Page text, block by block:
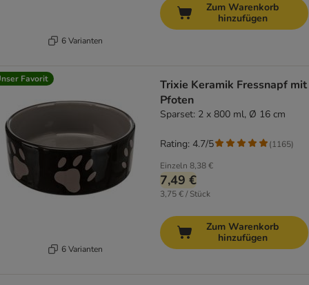
6 Varianten
Zum Warenkorb
hinzufügen
Favorit
6 Varianten
Trixie Keramik Fressnapf mit
Pfoten
Sparset: 2 x 800 ml, Ø 16 cm
Einzeln 8,38 €
7,49 €
3,75 € / Stück
Rating: 4.7/5 (1165)
Zum Warenkorb
hinzufügen